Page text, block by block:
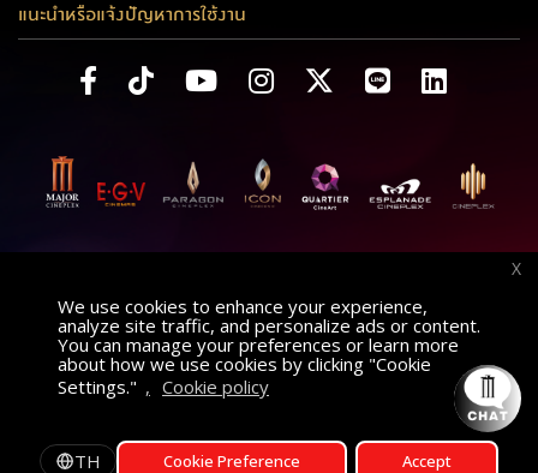
We use cookies to enhance your experience,
analyze site traffic, and personalize ads or content.
You can manage your preferences or learn more
about how we use cookies by clicking "Cookie
Settings." , Cookie policy
TH Cookie Preference Accept
X
แนะนำหรือแจ้งปัญหาการใช้งาน
ค้นหาภาพยนตร์ AT เลือกโรงภาพยนตร์